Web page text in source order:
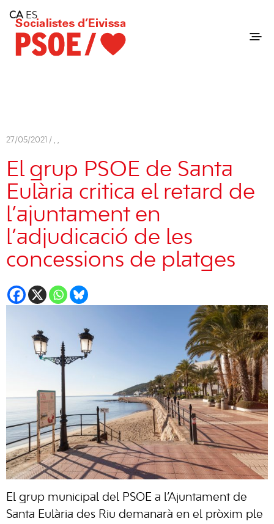
Consell Insular d'Eivissa
Services
Contact
27/05/2021 / , ,
El grup PSOE de Santa
Eulària critica el retard de
l’ajuntament en
l’adjudicació de les
concessions de platges
El grup municipal del PSOE a l’Ajuntament de
Santa Eulària des Riu demanarà en el pròxim ple
CA ES